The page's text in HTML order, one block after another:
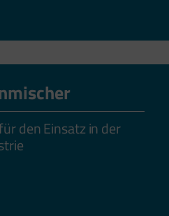
den Einsatz in der